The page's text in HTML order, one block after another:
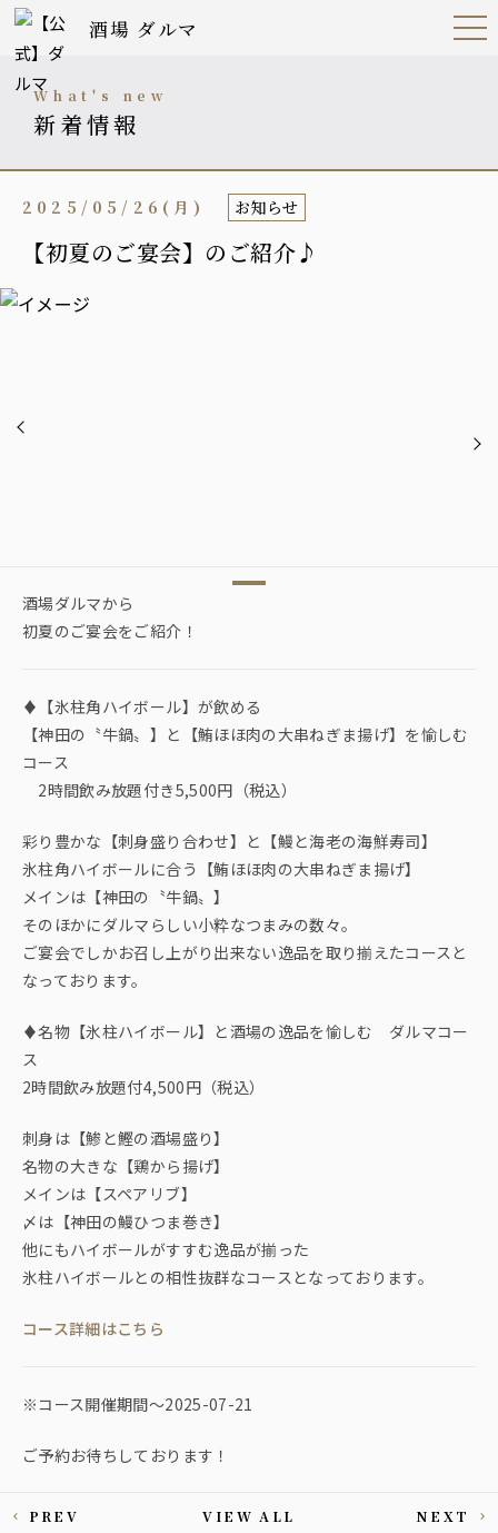
酒場 ダルマ Open
Navig
what's new
新着情報
【初夏のご宴会】のご紹介♪
2025/05/26(月) お知らせ
酒場ダルマから
初夏のご宴会をご紹介！
♦【氷柱角ハイボール】が飲める
【神田の〝牛鍋〟】と【鮪ほほ肉の大串ねぎま揚げ】を愉しむ
コース
2時間飲み放題付き5,500円（税込）
彩り豊かな【刺身盛り合わせ】と【鰻と海老の海鮮寿司】
氷柱角ハイボールに合う【鮪ほほ肉の大串ねぎま揚げ】
メインは【神田の〝牛鍋〟】
そのほかにダルマらしい小粋なつまみの数々。
ご宴会でしかお召し上がり出来ない逸品を取り揃えたコースと
なっております。
♦名物【氷柱ハイボール】と酒場の逸品を愉しむ ダルマコー
ス
2時間飲み放題付4,500円（税込）
刺身は【鯵と鰹の酒場盛り】
名物の大きな【鶏から揚げ】
メインは【スペアリブ】
〆は【神田の鰻ひつま巻き】
他にもハイボールがすすむ逸品が揃った
氷柱ハイボールとの相性抜群なコースとなっております。
コース詳細はこちら
※コース開催期間〜2025-07-21
ご予約お待ちしております！
This article's paging
PREV VIEW ALL NEXT